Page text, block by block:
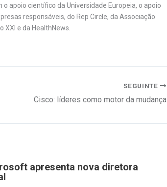
apoio científico da Universidade Europeia, o apoio
responsáveis, do Rep Circle, da Associação
XXI e da HealthNews.
SEGUINTE
Cisco: líderes como motor da mudança
apresenta nova diretora